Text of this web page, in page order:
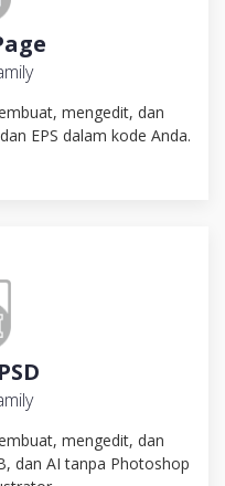
mengedit, dan
EPS dalam kode Anda.
mengedit, dan
dan AI tanpa Photoshop